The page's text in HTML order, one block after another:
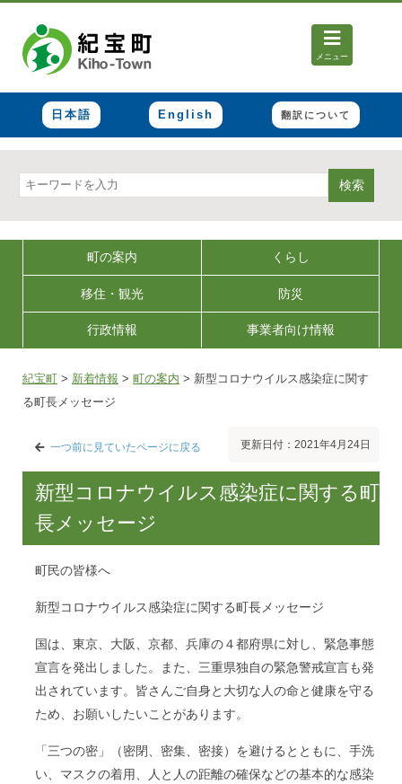
メニュー
日本語 English 翻訳について
検索
町の案内 くらし
移住・観光 防災
行政情報 事業者向け情報
紀宝町 > 新着情報 > 町の案内 > 新型コロナウイルス感染症に関す
る町長メッセージ
一つ前に見ていたページに戻る 更新日付：2021年4月24日
新型コロナウイルス感染症に関する町
長メッセージ
町民の皆様へ
新型コロナウイルス感染症に関する町長メッセージ
国は、東京、大阪、京都、兵庫の４都府県に対し、緊急事態
宣言を発出しました。また、三重県独自の緊急警戒宣言も発
出されています。皆さんご自身と大切な人の命と健康を守る
ため、お願いしたいことがあります。
「三つの密」（密閉、密集、密接）を避けるとともに、手洗
い、マスクの着用、人と人の距離の確保などの基本的な感染